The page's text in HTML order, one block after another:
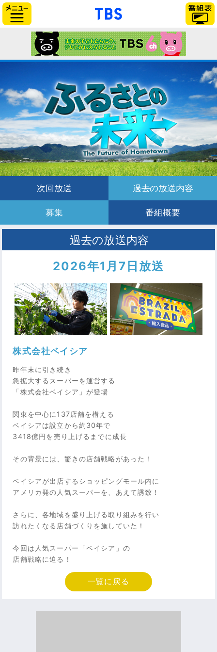
「TBSテレビ」トップ
2026年1月7日放送
株式会社ベイシア
昨年末に引き続き
急拡大するスーパーを運営する
「株式会社ベイシア」が登場
関東を中心に137店舗を構える
ベイシアは設立から約30年で
3418億円を売り上げるまでに成長
その背景には、驚きの店舗戦略があった！
ベイシアが出店するショッピングモール内に
アメリカ発の人気スーパーを、あえて誘致！
さらに、各地域を盛り上げる取り組みを行い
訪れたくなる店舗づくりを施していた！
今回は人気スーパー「ベイシア」の
店舗戦略に迫る！
一覧に戻る